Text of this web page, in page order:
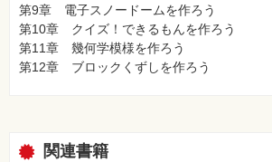
第9章 電子スノードームを作ろう
第10章 クイズ！できるもんを作ろう
第11章 幾何学模様を作ろう
第12章 ブロックくずしを作ろう
関連書籍